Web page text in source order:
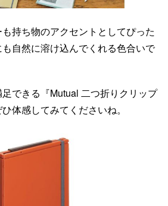
持ち物のアクセントとしてぴった
自然に溶け込んでくれる色合いで
できる『Mutual 二つ折りクリップ
体感してみてくださいね。